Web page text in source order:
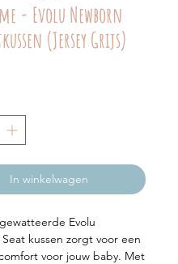
- Evolu Newborn
(Jersey Grijs)
In winkelwagen
Evolu
kussen zorgt voor een
voor jouw baby. Met